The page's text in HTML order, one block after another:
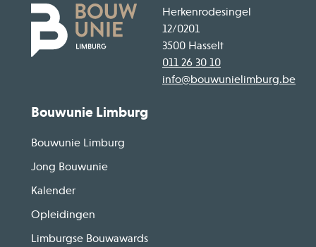
Herkenrodesingel
12/0201
3500 Hasselt
011 26 30 10
info@bouwunielimburg.be
Bouwunie Limburg
Bouwunie Limburg
Jong Bouwunie
Kalender
Opleidingen
Limburgse Bouwawards